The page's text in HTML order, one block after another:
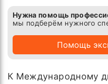
Нужна помощь
мы подберём нужного
Помощь
К Международному